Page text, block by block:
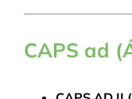
CAPS ad